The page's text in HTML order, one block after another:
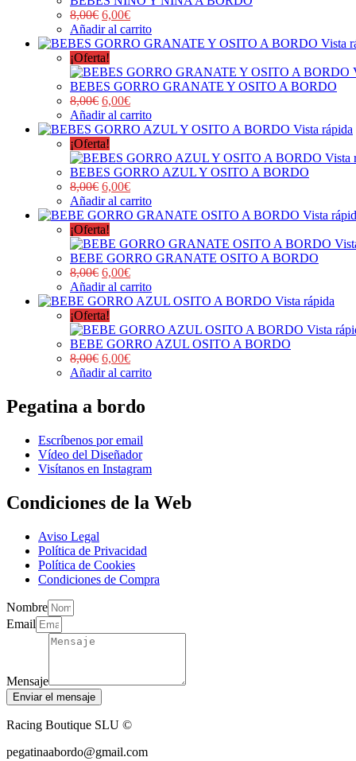
8,00€ 6,00€
Añadir al carrito
Vista
¡Oferta!
BEBES GORRO GRANATE Y OSITO A BORDO
8,00€ 6,00€
Añadir al carrito
Vista rápida
¡Oferta!
Vista
BEBES GORRO AZUL Y OSITO A BORDO
8,00€ 6,00€
Añadir al carrito
Vista
¡Oferta!
BEBE GORRO GRANATE OSITO A BORDO
8,00€ 6,00€
Añadir al carrito
Vista rápida
¡Oferta!
Vista
BEBE GORRO AZUL OSITO A BORDO
8,00€ 6,00€
Añadir al carrito
Pegatina a bordo
Escríbenos por email
Vídeo del Diseñador
Visítanos en Instagram
Condiciones de la Web
Aviso Legal
Política de Privacidad
Política de Cookies
Condiciones de Compra
Nombre
Email
Mensaje
Enviar el mensaje
Racing Boutique SLU ©
pegatinaabordo@gmail.com